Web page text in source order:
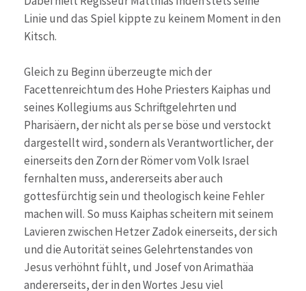
Linie und das Spiel kippte zu keinem Moment in den
Kitsch.
Gleich zu Beginn überzeugte mich der
Facettenreichtum des Hohe Priesters Kaiphas und
seines Kollegiums aus Schriftgelehrten und
Pharisäern, der nicht als per se böse und verstockt
dargestellt wird, sondern als Verantwortlicher, der
einerseits den Zorn der Römer vom Volk Israel
fernhalten muss, andererseits aber auch
gottesfürchtig sein und theologisch keine Fehler
machen will. So muss Kaiphas scheitern mit seinem
Lavieren zwischen Hetzer Zadok einerseits, der sich
und die Autorität seines Gelehrtenstandes von
Jesus verhöhnt fühlt, und Josef von Arimathäa
andererseits, der in den Wortes Jesu viel